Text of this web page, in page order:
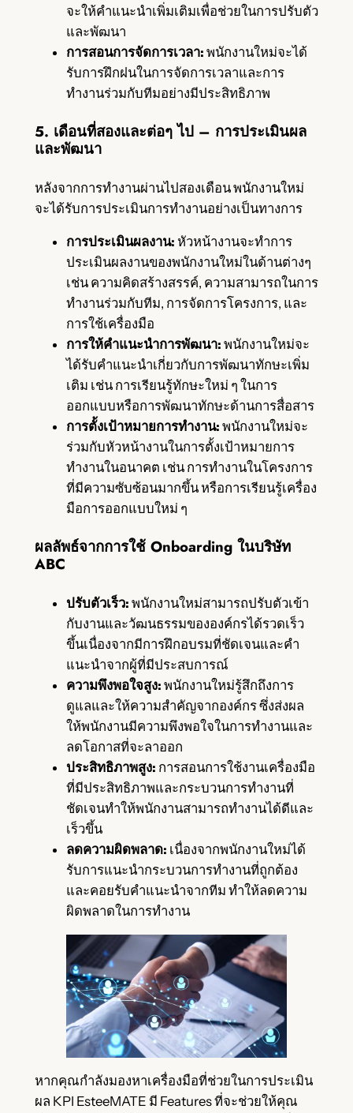
จะให้คำแนะนำเพิ่มเติมเพื่อช่วยในการปรับตัว
และพัฒนา
การสอนการจัดการเวลา: พนักงานใหม่จะได้
รับการฝึกฝนในการจัดการเวลาและการ
ทำงานร่วมกับทีมอย่างมีประสิทธิภาพ
5. เดือนที่สองและต่อๆ ไป – การประเมินผล
และพัฒนา
หลังจากการทำงานผ่านไปสองเดือน พนักงานใหม่
จะได้รับการประเมินการทำงานอย่างเป็นทางการ
การประเมินผลงาน: หัวหน้างานจะทำการ
ประเมินผลงานของพนักงานใหม่ในด้านต่างๆ
เช่น ความคิดสร้างสรรค์, ความสามารถในการ
ทำงานร่วมกับทีม, การจัดการโครงการ, และ
การใช้เครื่องมือ
การให้คำแนะนำการพัฒนา: พนักงานใหม่จะ
ได้รับคำแนะนำเกี่ยวกับการพัฒนาทักษะเพิ่ม
เติม เช่น การเรียนรู้ทักษะใหม่ ๆ ในการ
ออกแบบหรือการพัฒนาทักษะด้านการสื่อสาร
การตั้งเป้าหมายการทำงาน: พนักงานใหม่จะ
ร่วมกับหัวหน้างานในการตั้งเป้าหมายการ
ทำงานในอนาคต เช่น การทำงานในโครงการ
ที่มีความซับซ้อนมากขึ้น หรือการเรียนรู้เครื่อง
มือการออกแบบใหม่ ๆ
ผลลัพธ์จากการใช้ Onboarding ในบริษัท
ABC
ปรับตัวเร็ว: พนักงานใหม่สามารถปรับตัวเข้า
กับงานและวัฒนธรรมขององค์กรได้รวดเร็ว
ขึ้นเนื่องจากมีการฝึกอบรมที่ชัดเจนและคำ
แนะนำจากผู้ที่มีประสบการณ์
ความพึงพอใจสูง: พนักงานใหม่รู้สึกถึงการ
ดูแลและให้ความสำคัญจากองค์กร ซึ่งส่งผล
ให้พนักงานมีความพึงพอใจในการทำงานและ
ลดโอกาสที่จะลาออก
ประสิทธิภาพสูง: การสอนการใช้งานเครื่องมือ
ที่มีประสิทธิภาพและกระบวนการทำงานที่
ชัดเจนทำให้พนักงานสามารถทำงานได้ดีและ
เร็วขึ้น
ลดความผิดพลาด: เนื่องจากพนักงานใหม่ได้
รับการแนะนำกระบวนการทำงานที่ถูกต้อง
และคอยรับคำแนะนำจากทีม ทำให้ลดความ
ผิดพลาดในการทำงาน
หากคุณกำลังมองหาเครื่องมือที่ช่วยในการประเมิน
ผล KPI EsteeMATE มี Features ที่จะช่วยให้คุณ